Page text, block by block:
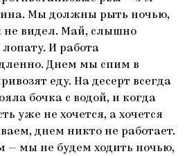
Мы должны рыть ночью,
не видел. Май, слышно
И работа
Днем мы спим в
еду. На десерт всегда
бочка с водой, и когда
уже не хочется, а хочется
днем никто не работает.
мы не будем ходить ночью,